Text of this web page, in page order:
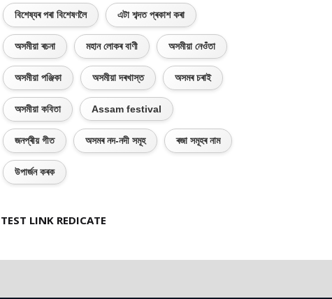
বিশেষ্যৰ পৰা বিশেষণলৈ এটা শব্দত প্ৰকাশ কৰা
অসমীয়া ৰচনা মহান লোকৰ বাণী অসমীয়া নেওঁতা
অসমীয়া পঞ্জিকা অসমীয়া দৰখাস্ত অসমৰ চৰাই
অসমীয়া কবিতা Assam festival
জনপ্ৰীয় গীত অসমৰ নদ-নদী সমূহ ৰজা সমূহৰ নাম
উপাৰ্জন কৰক
TEST LINK REDICATE